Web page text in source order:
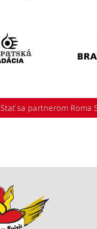
Stať sa partnerom Roma